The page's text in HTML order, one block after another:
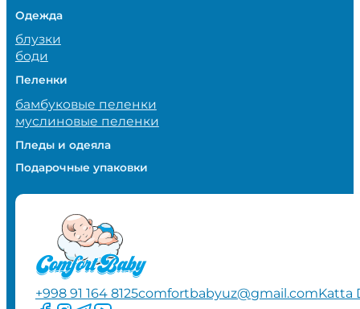
Одежда
блузки
боди
Пеленки
бамбуковые пеленки
муслиновые пеленки
Пледы и одеяла
Подарочные упаковки
+998 91 164 8125comfortbabyuz@gmail.comKatta